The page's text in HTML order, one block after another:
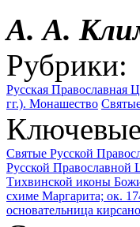
А. А.
Рубрики:
Русская Православная
гг.). Монашество
Святые Русской
Русской Православной
Тихвинской иконы
схиме Маргарита; ок.
основательница